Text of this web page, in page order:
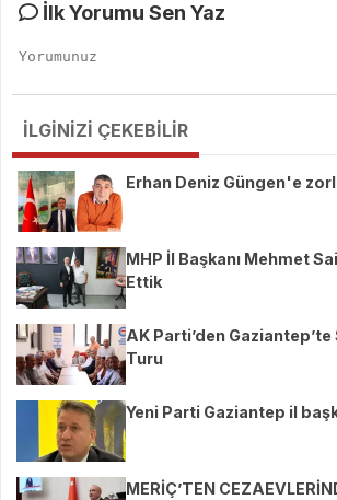
İlk Yorumu Sen Yaz
İLGİNİZİ ÇEKEBİLİR
Erhan Deniz Güngen'e
MHP İl Başkanı Mehmet
Ettik
AK Parti’den
Turu
Yeni Parti Gaziantep il
MERİÇ’TEN